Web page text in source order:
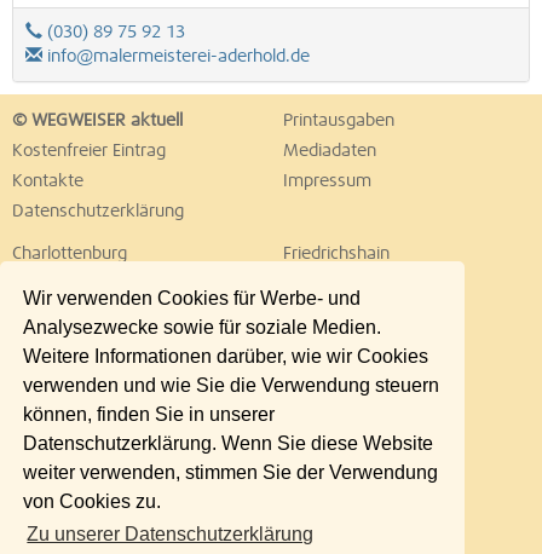
Wir verwenden Cookies für Werbe- und
Analysezwecke sowie für soziale Medien.
Weitere Informationen darüber, wie wir Cookies
verwenden und wie Sie die Verwendung steuern
können, finden Sie in unserer
Datenschutzerklärung. Wenn Sie diese Website
weiter verwenden, stimmen Sie der Verwendung
von Cookies zu.
Zu unserer Datenschutzerklärung
(030) 89 75 92 13
info@malermeisterei-aderhold.de
© WEGWEISER aktuell
Printausgaben
Kostenfreier Eintrag
Mediadaten
Kontakte
Impressum
Datenschutzerklärung
Charlottenburg
Friedrichshain
Lichtenberg
Marzahn
Neukölln
Pankow
Reinickendorf
Schöneberg
Spandau
Steglitz
Tempelhof
Treptow
Umland Ost